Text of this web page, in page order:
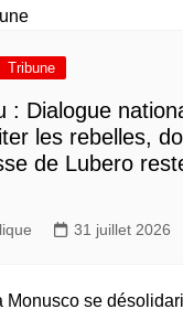
Tribune
: Dialogue
les rebelles,
de Lubero
31 juillet 2026